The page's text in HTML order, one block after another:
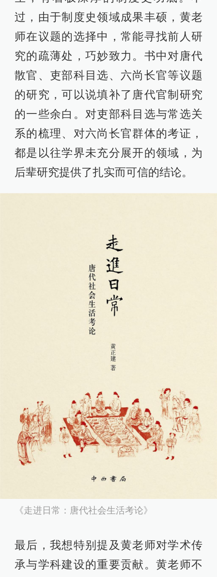
过，由于制度史领域成果丰硕，黄老
师在议题的选择中，常能寻找前人研
究的疏薄处，巧妙致力。书中对唐代
散官、吏部科目选、六尚长官等议题
的研究，可以说填补了唐代官制研究
的一些余白。对吏部科目选与常选关
系的梳理、对六尚长官群体的考证，
都是以往学界未充分展开的领域，为
后辈研究提供了扎实而可信的结论。
《走进日常：唐代社会生活考论》
最后，我想特别提及黄老师对学术传
承与学科建设的重要贡献。黄老师不